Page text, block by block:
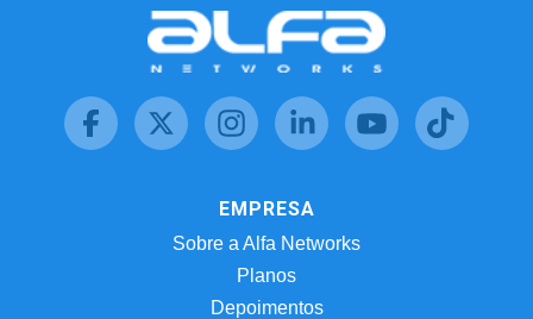
EMPRESA
Sobre a Alfa Networks
Planos
Depoimentos